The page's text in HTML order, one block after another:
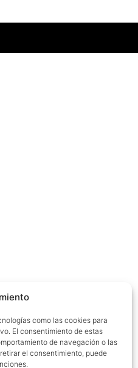
como las cookies para
El consentimiento de estas
de navegación o las
el consentimiento, puede